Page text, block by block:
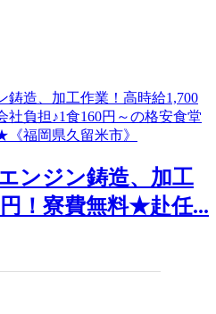
ンジン鋳造、加工
！寮費無料★赴任...